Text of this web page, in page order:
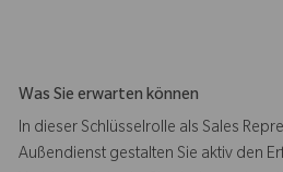
Was Sie erwarten können
In dieser Schlüsselrolle als Sales
Außendienst gestalten Sie aktiv den